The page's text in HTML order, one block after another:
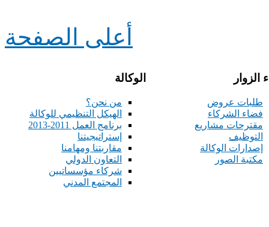
أعلى الصفحة
الوكالة
من نحن؟
الهيكل التنظيمي للوكالة
برنامج العمل 2011-2013
إستراتيجيتنا
مقاربتنا ومهامنا
التعاون الدولي
شركاء مؤسساتيين
المجتمع المدني
الزوار
طلبات عروض
فضاء الشركاء
مقترحات مشاريع
التوظيف
إصدارات الوكالة
مكتبة الصور